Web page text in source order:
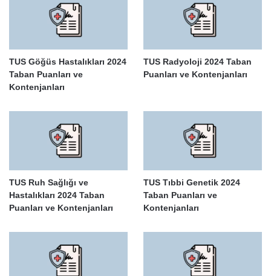
TUS Göğüs Hastalıkları 2024
Taban Puanları ve
Kontenjanları
TUS Radyoloji 2024 Taban
Puanları ve Kontenjanları
TUS Ruh Sağlığı ve
Hastalıkları 2024 Taban
Puanları ve Kontenjanları
TUS Tıbbi Genetik 2024
Taban Puanları ve
Kontenjanları